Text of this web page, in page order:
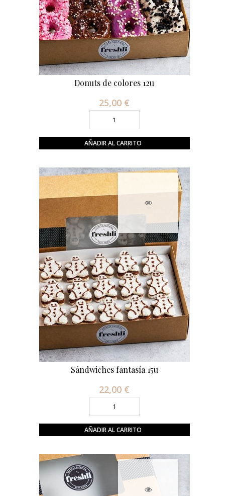
Donuts de colores 12u
25,00 €
AÑADIR AL CARRITO
Sándwiches fantasía 15u
22,00 €
AÑADIR AL CARRITO